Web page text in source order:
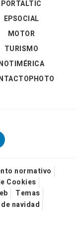
PORTALTIC
EPSOCIAL
MOTOR
TURISMO
normativo
Cookies
Temas
navidad